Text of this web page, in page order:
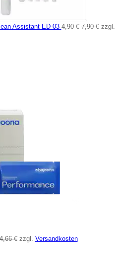
Assistant ED-03 4,90 € 7,90 € zzgl.
€ zzgl. Versandkosten